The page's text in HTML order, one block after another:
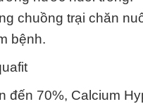
chuồng trại chăn
bệnh.
70%, Calcium